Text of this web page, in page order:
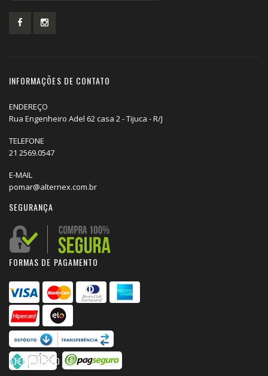
INFORMAÇÕES DE CONTATO
ENDEREÇO
Rua Engenheiro Adel 62 casa 2 - Tijuca - R/J
TELEFONE
21 2569.0547
E-MAIL
pomar@alternex.com.br
SEGURANÇA
FORMAS DE PAGAMENTO
ATENDIMENTO